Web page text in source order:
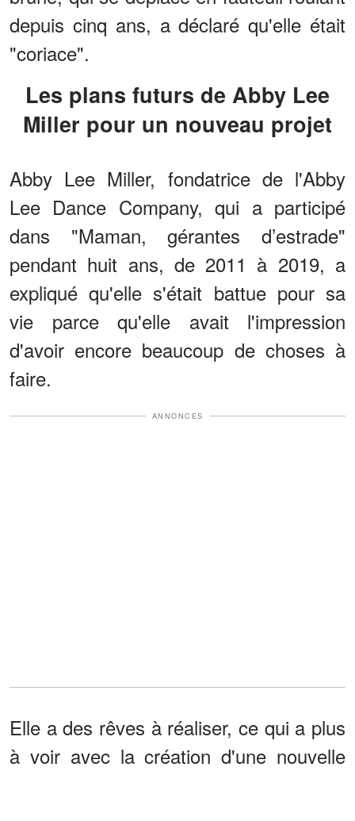
depuis cinq ans, a déclaré qu'elle était
"coriace".
Les plans futurs de Abby Lee
Miller pour un nouveau projet
Abby Lee Miller, fondatrice de l'Abby
Lee Dance Company, qui a participé
dans "Maman, gérantes d’estrade"
pendant huit ans, de 2011 à 2019, a
expliqué qu'elle s'était battue pour sa
vie parce qu'elle avait l'impression
d'avoir encore beaucoup de choses à
faire.
ANNONCES
Elle a des rêves à réaliser, ce qui a plus
à voir avec la création d'une nouvelle